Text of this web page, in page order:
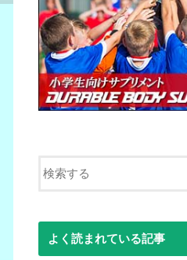
よく読まれている記事